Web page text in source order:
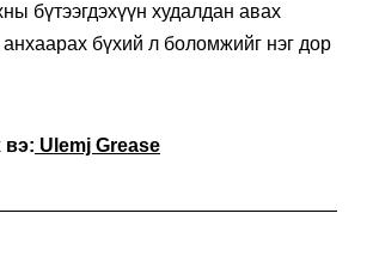
бүтээгдэхүүн худалдан авах
анхаарах бүхий л боломжийг нэг дор
вэ: Ulemj Grease